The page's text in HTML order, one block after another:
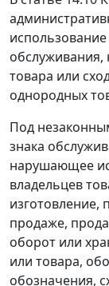
товара или
однородных
Под
знака
нарушающее
владельцев
изготовление,
продаже,
оборот или
или товара,
обозначения,